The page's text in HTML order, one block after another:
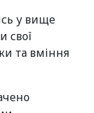
у вище
свої
та вміння